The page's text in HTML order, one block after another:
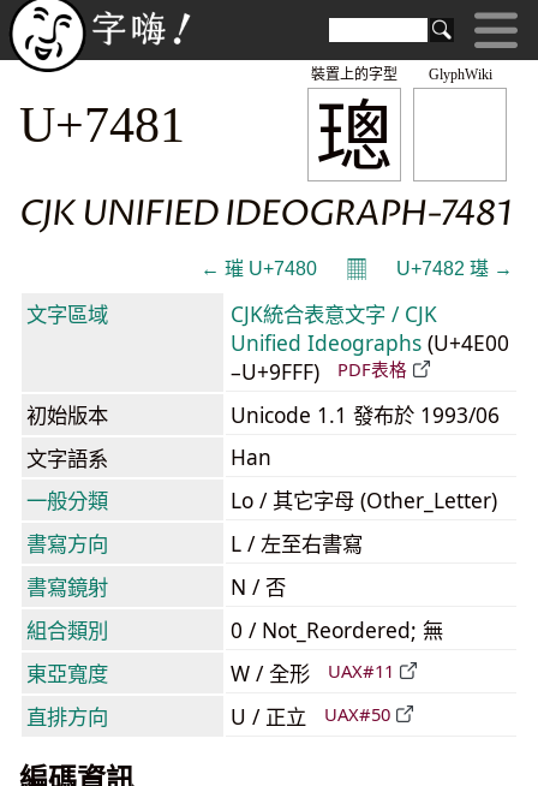
GlyphWiki
璁
裝置上的字型
U+7481
CJK UNIFIED IDEOGRAPH-7481
← 璀 U+7480 𝄜 U+7482 璂 →
文字區域
CJK統合表意文字 / CJK
Unified Ideographs (U+4E00
–U+9FFF)
PDF表格
初始版本
Unicode 1.1 發布於 1993/06
文字語系
Han
一般分類
Lo / 其它字母 (Other_Letter)
書寫方向
L / 左至右書寫
書寫鏡射
N / 否
組合類別
0 / Not_Reordered; 無
東亞寬度
W / 全形 UAX#11
直排方向 U / 正立 UAX#50